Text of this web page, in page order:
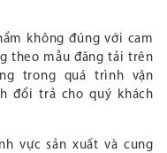
không đúng với cam
theo mẫu đăng tải trên
trong quá trình vận
đổi trả cho quý khách
vực sản xuất và cung